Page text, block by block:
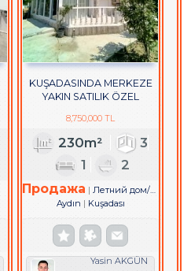
KUŞADASINDA MERKEZE
YAKIN SATILIK ÖZEL
8,750,000 TL
230m²
3
1
2
Продажа
Летний дом/дача
Aydın
Kuşadası
Yasin AKGÜN